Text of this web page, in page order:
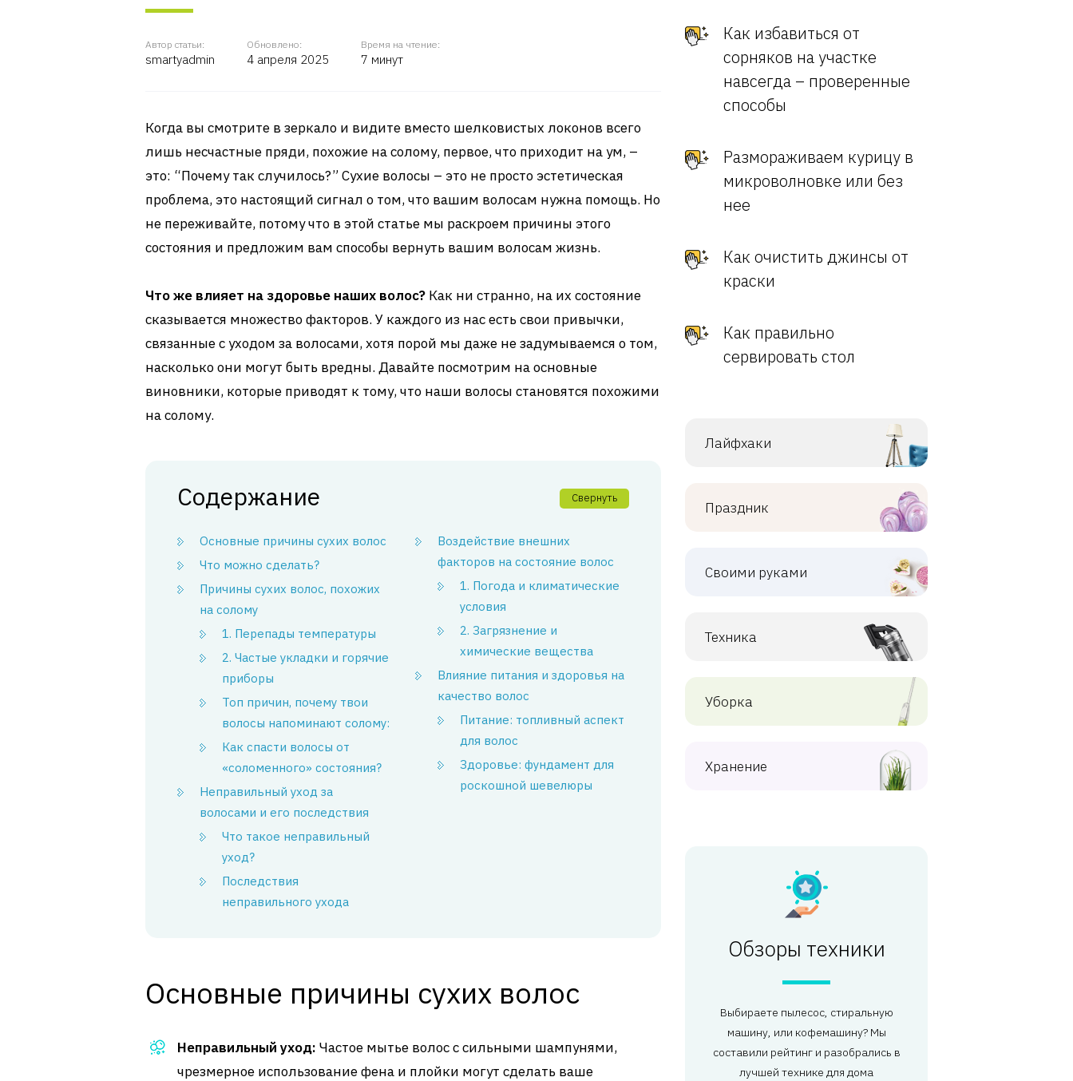
Автор статьи:
smartyadmin
Обновлено:
4 апреля 2025
Время на чтение:
7 минут
Когда вы смотрите в зеркало и видите вместо шелковистых локонов всего
лишь несчастные пряди, похожие на солому, первое, что приходит на ум, –
это: “Почему так случилось?” Сухие волосы – это не просто эстетическая
проблема, это настоящий сигнал о том, что вашим волосам нужна помощь. Но
не переживайте, потому что в этой статье мы раскроем причины этого
состояния и предложим вам способы вернуть вашим волосам жизнь.
Что же влияет на здоровье наших волос? Как ни странно, на их состояние
сказывается множество факторов. У каждого из нас есть свои привычки,
связанные с уходом за волосами, хотя порой мы даже не задумываемся о том,
насколько они могут быть вредны. Давайте посмотрим на основные
виновники, которые приводят к тому, что наши волосы становятся похожими
на солому.
Содержание Свернуть
Основные причины сухих волос
Что можно сделать?
Причины сухих волос, похожих
на солому
1. Перепады температуры
2. Частые укладки и горячие
приборы
Топ причин, почему твои
волосы напоминают солому:
Как спасти волосы от
«соломенного» состояния?
Неправильный уход за
волосами и его последствия
Что такое неправильный
уход?
Последствия
неправильного ухода
Воздействие внешних
факторов на состояние волос
1. Погода и климатические
условия
2. Загрязнение и
химические вещества
Влияние питания и здоровья на
качество волос
Питание: топливный аспект
для волос
Здоровье: фундамент для
роскошной шевелюры
Основные причины сухих волос
Неправильный уход: Частое мытье волос с сильными шампунями,
чрезмерное использование фена и плойки могут сделать ваше
Как избавиться от
сорняков на участке
навсегда – проверенные
способы
Размораживаем курицу в
микроволновке или без
нее
Как очистить джинсы от
краски
Как правильно
сервировать стол
Лайфхаки
Праздник
Своими руками
Техника
Уборка
Хранение
Обзоры техники
Выбираете пылесос, стиральную
машину, или кофемашину? Мы
составили рейтинг и разобрались в
лучшей технике для дома